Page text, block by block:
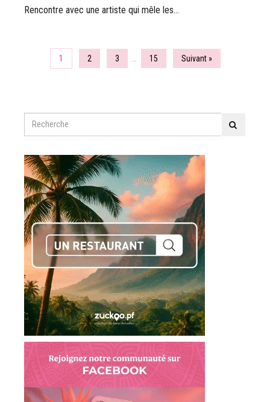
Rencontre avec une artiste qui mêle les...
1 2 3 15 Suivant »